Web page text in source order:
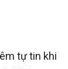
tự tin khi